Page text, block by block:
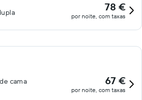
78 €
por noite, com taxas
cama
67 €
por noite, com taxas